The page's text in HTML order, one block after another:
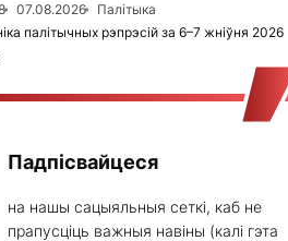
07.08.2026
Палітыка
палітычных рэпрэсій за 6–7 жніўня 2026
Падпісвайцеся
на нашы сацыяльныя сеткі, каб не
прапусціць важныя навіны (калі гэта